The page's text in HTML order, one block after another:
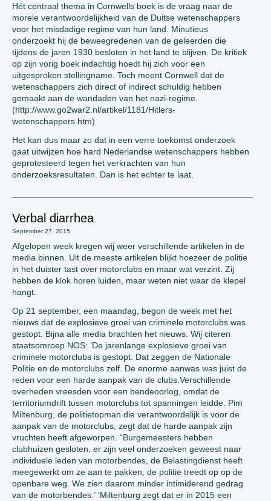
Hét centraal thema in Cornwells boek is de vraag naar de
morele verantwoordelijkheid van de Duitse wetenschappers
voor het misdadige regime van hun land. Minutieus
onderzoekt hij de beweegredenen van de geleerden die
tijdens de jaren 1930 besloten in het land te blijven. De kritiek
op zijn vorig boek indachtig hoedt hij zich voor een
uitgesproken stellingname. Toch meent Cornwell dat de
wetenschappers zich direct of indirect schuldig hebben
gemaakt aan de wandaden van het nazi-regime.
(http://www.go2war2.nl/artikel/1181/Hitlers-
wetenschappers.htm)
Het kan dus maar zo dat in een verre toekomst onderzoek
gaat uitwijzen hoe hard Nederlandse wetenschappers hebben
geprotesteerd tegen het verkrachten van hun
onderzoeksresultaten. Dan is het echter te laat.
Verbal diarrhea
September 27, 2015
Afgelopen week kregen wij weer verschillende artikelen in de
media binnen. Uit de meeste artikelen blijkt hoezeer de politie
in het duister tast over motorclubs en maar wat verzint. Zij
hebben de klok horen luiden, maar weten niet waar de klepel
hangt.
Op 21 september, een maandag, begon de week met het
nieuws dat de explosieve groei van criminele motorclubs was
gestopt. Bijna alle media brachten het nieuws. Wij citeren
staatsomroep NOS: ‘De jarenlange explosieve groei van
criminele motorclubs is gestopt. Dat zeggen de Nationale
Politie en de motorclubs zelf. De enorme aanwas was juist de
reden voor een harde aanpak van de clubs.Verschillende
overheden vreesden voor een bendeoorlog, omdat de
territoriumdrift tussen motorclubs tot spanningen leidde. Pim
Miltenburg, de politietopman die verantwoordelijk is voor de
aanpak van de motorclubs, zegt dat de harde aanpak zijn
vruchten heeft afgeworpen. “Burgemeesters hebben
clubhuizen gesloten, er zijn veel onderzoeken geweest naar
individuele leden van motorbendes, de Belastingdienst heeft
meegewerkt om ze aan te pakken, de politie treedt op op de
openbare weg. We zien daarom minder intimiderend gedrag
van de motorbendes.’ ‘Miltenburg zegt dat er in 2015 een